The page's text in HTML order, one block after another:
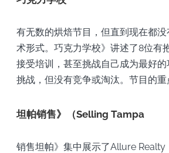
有无数的烘焙节目，但直到现在都
术形式。巧克力学校》讲述了8位有
接受培训，甚至挑战自己成为最好
挑战，但没有竞争或淘汰。节目的重
坦帕销售》（Selling Tampa
销售坦帕》集中展示了Allure Realty